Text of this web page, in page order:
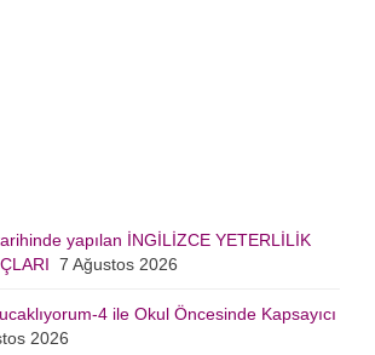
yapılan İNGİLİZCE YETERLİLİK
7 Ağustos 2026
4 ile Okul Öncesinde Kapsayıcı
2026